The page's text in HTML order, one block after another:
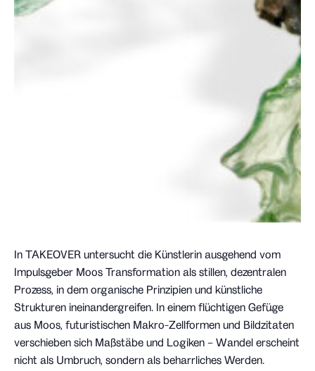
In TAKEOVER untersucht die Künstlerin ausgehend vom
Impulsgeber Moos Transformation als stillen, dezentralen
Prozess, in dem organische Prinzipien und künstliche
Strukturen ineinandergreifen. In einem flüchtigen Gefüge
aus Moos, futuristischen Makro-Zellformen und Bildzitaten
verschieben sich Maßstäbe und Logiken – Wandel erscheint
nicht als Umbruch, sondern als beharrliches Werden.